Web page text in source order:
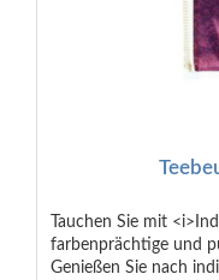
Tauchen Sie mit
farbenprächtige und
Genießen Sie nach